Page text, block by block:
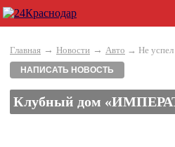
Главная → Новости → Авто → Не успел
НАПИСАТЬ НОВОСТЬ
Клубный дом